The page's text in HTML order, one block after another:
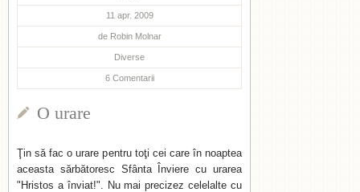
11 apr. 2009
de Robin Molnar
Diverse
6 Comentarii
O urare
Ţin să fac o urare pentru toţi cei care în noaptea
aceasta sărbătoresc Sfânta Înviere cu urarea
"Hristos a înviat!". Nu mai precizez celelalte cu